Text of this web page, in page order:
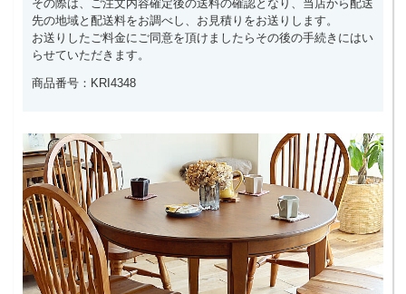
その際は、ご注文内容確定後の送料の確認となり、当店から配送
先の地域と配送料をお調べし、お見積りをお送りします。
お送りしたご料金にご同意を頂けましたらその後の手続きにはい
らせていただきます。
商品番号：KRI4348